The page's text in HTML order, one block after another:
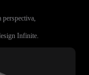
perspectiva,
Infinite.